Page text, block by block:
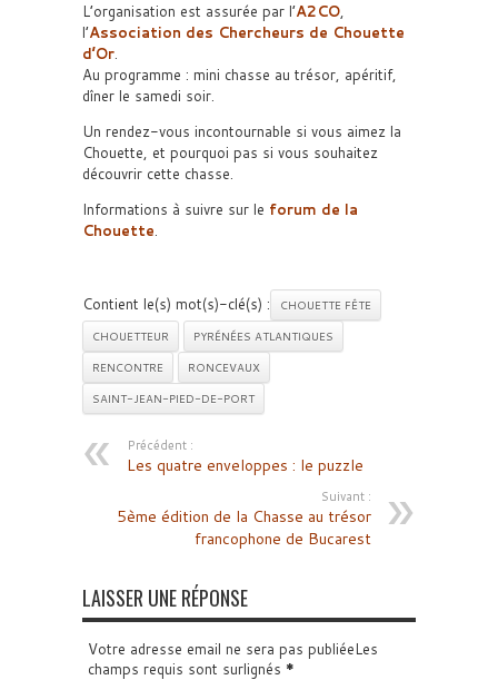
L’organisation est assurée par l’A2CO,
l’Association des Chercheurs de Chouette
d’Or.
Au programme : mini chasse au trésor, apéritif,
dîner le samedi soir.
Un rendez-vous incontournable si vous aimez la
Chouette, et pourquoi pas si vous souhaitez
découvrir cette chasse.
Informations à suivre sur le forum de la
Chouette.
Contient le(s) mot(s)-clé(s) :
CHOUETTE FÊTE
CHOUETTEUR
PYRÉNÉES ATLANTIQUES
RENCONTRE
RONCEVAUX
SAINT-JEAN-PIED-DE-PORT
Précédent :
Les quatre enveloppes : le puzzle
Suivant :
5ème édition de la Chasse au trésor
francophone de Bucarest
LAISSER UNE RÉPONSE
Votre adresse email ne sera pas publiéeLes
champs requis sont surlignés *